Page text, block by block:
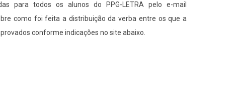
para todos os alunos do PPG-LETRA pelo e-mail
como foi feita a distribuição da verba entre os que a
conforme indicações no site abaixo.